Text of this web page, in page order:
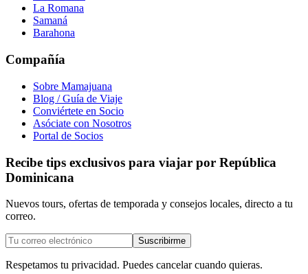
La Romana
Samaná
Barahona
Compañía
Sobre Mamajuana
Blog / Guía de Viaje
Conviértete en Socio
Asóciate con Nosotros
Portal de Socios
Recibe tips exclusivos para viajar por República
Dominicana
Nuevos tours, ofertas de temporada y consejos locales, directo a tu
correo.
Suscribirme
Respetamos tu privacidad. Puedes cancelar cuando quieras.